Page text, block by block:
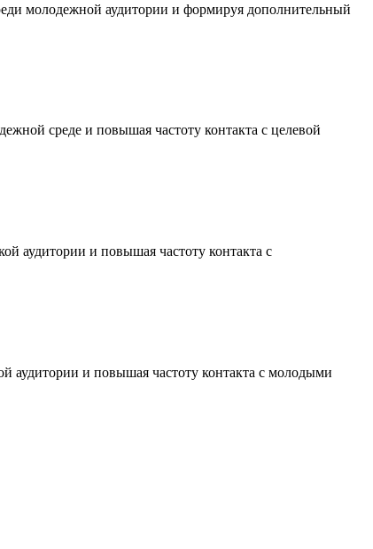
молодежной аудитории и формируя дополнительный
среде и повышая частоту контакта с целевой
аудитории и повышая частоту контакта с
аудитории и повышая частоту контакта с молодыми